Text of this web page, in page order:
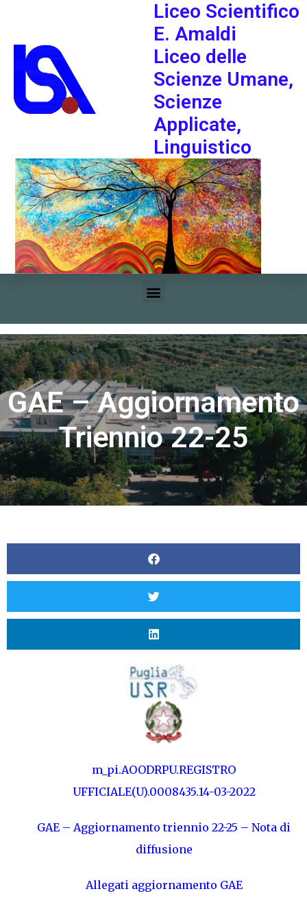
Liceo Scientifico
E. Amaldi
Liceo delle
Scienze Umane,
Scienze
Applicate,
Linguistico
Home»GAE – Aggiornamento triennio 22-25
GAE – Aggiornamento
Triennio 22-25
m_pi.AOODRPU.REGISTRO
UFFICIALE(U).0008435.14-03-2022
GAE – Aggiornamento triennio 22-25 – Nota di
diffusione
Allegati aggiornamento GAE